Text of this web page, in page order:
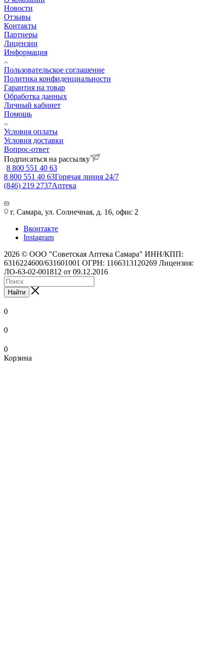
Новости
Отзывы
Контакты
Партнеры
Лицензии
Информация
Пользовательское соглашение
Политика конфиденциальности
Гарантия на товар
Обработка данных
Личный кабинет
Помощь
Условия оплаты
Условия доставки
Вопрос-ответ
Подписаться на рассылку
8 800 551 40 63
8 800 551 40 63Горячая линия 24/7
(846) 219 2737Аптека
г. Самара, ул. Солнечная, д. 16, офис 2
Вконтакте
Instagram
2026 © ООО "Советская Аптека Самара" ИНН/КПП:
6316224600/631601001 ОГРН: 1166313120269 Лицензия:
ЛО-63-02-001812 от 09.12.2016
Найти
0
0
0
Корзина